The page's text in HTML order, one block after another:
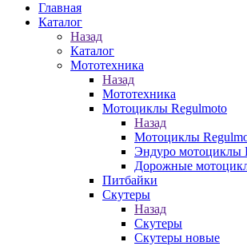
Главная
Каталог
Назад
Каталог
Мототехника
Назад
Мототехника
Мотоциклы Regulmoto
Назад
Мотоциклы
Эндуро мотоциклы
Дорожные
Питбайки
Скутеры
Назад
Скутеры
Скутеры новые